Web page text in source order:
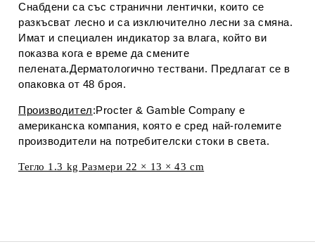
Снабдени са със странични лентички, които се
разкъсват лесно и са изключително лесни за смяна.
Имат и специален индикатор за влага, който ви
показва кога е време да смените
пелената.Дерматологично тествани. Предлагат се в
опаковка от 48 броя.
Производител:Procter & Gamble Company е
американска компания, която е сред най-големите
производители на потребителски стоки в света.
Тегло 1.3 kg Размери 22 × 13 × 43 cm